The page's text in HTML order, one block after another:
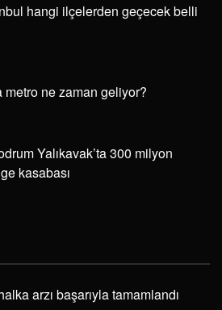
hangi ilçelerden geçecek belli
metro ne zaman geliyor?
Yalıkavak’ta 300 milyon
kasabası
arzı başarıyla tamamlandı